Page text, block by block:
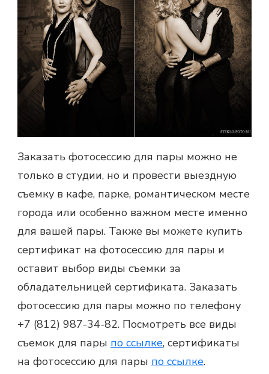
Заказать фотосессию для пары можно не
только в студии, но и провести выездную
съемку в кафе, парке, романтическом месте
города или особенно важном месте именно
для вашей пары. Также вы можете купить
сертификат на фотосессию для пары и
оставит выбор виды съемки за
обладательницей сертификата. Заказать
фотосессию для пары можно по телефону
+7 (812) 987-34-82. Посмотреть все виды
съемок для пары по ссылке, сертификаты
на фотосессию для пары по ссылке.